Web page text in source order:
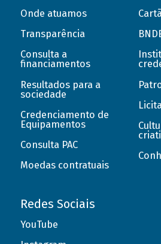
Onde atuamos
Transparência
Consulta a
financiamentos
Resultados para a
sociedade
Credenciamento de
Equipamentos
Consulta PAC
Moedas contratuais
Redes Sociais
YouTube